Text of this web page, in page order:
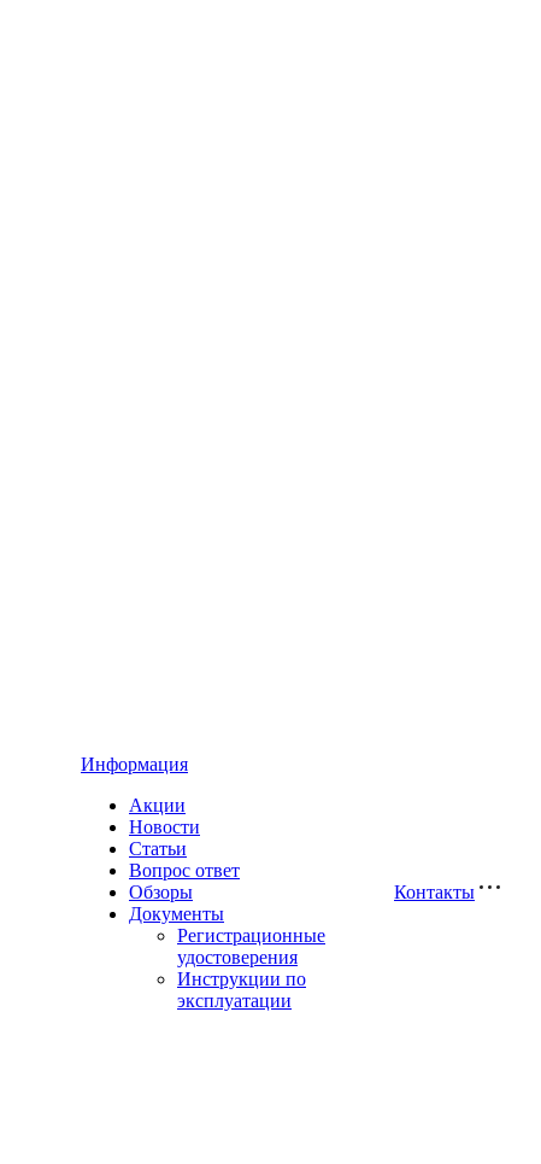
Информация
Акции
Новости
Статьи
Вопрос ответ
Обзоры
Документы
Регистрационные
удостоверения
Инструкции по
эксплуатации
Контакты